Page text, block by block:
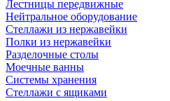
Лестницы передвижные
Нейтральное оборудование
Стеллажи из нержавейки
Полки из нержавейки
Разделочные столы
Моечные ванны
Системы хранения
Стеллажи с ящиками